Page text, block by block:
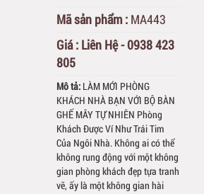
Mã sản phẩm : MA443
Giá : Liên Hệ - 0938 423
805
Mô tả: LÀM MỚI PHÒNG
KHÁCH NHÀ BẠN VỚI BỘ BÀN
GHẾ MÂY TỰ NHIÊN Phòng
Khách Được Ví Như Trái Tim
Của Ngôi Nhà. Không ai có thể
không rung động với một không
gian phòng khách đẹp tựa tranh
vẽ, ấy là một không gian hài